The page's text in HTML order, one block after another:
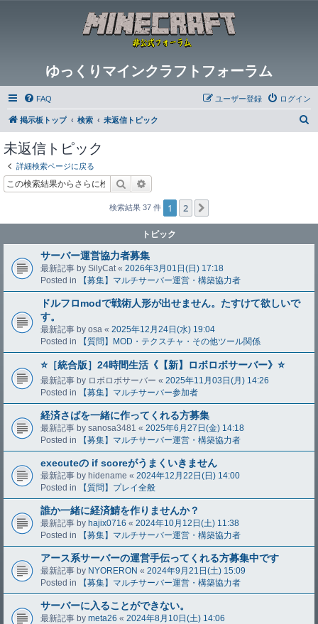
ゆっくりマインクラフトフォーラム
FAQ ログイン
ユーザー登録
掲示板トップ 検索 未返信トピック
未返信トピック
詳細検索ページに戻る
検索
検索結果 37 件 1 2
トピック
サーバー運営協力者募集
最新記事 by SilyCat « 2026年3月01日(日) 17:18
Posted in
【募集】マルチサーバー運営・構築協力者
ドルフロmodで戦術人形が出せません。たすけて欲しいで
す。
最新記事 by osa « 2025年12月24日(水) 19:04
Posted in
【質問】MOD・テクスチャ・その他ツール関係
⭐️［統合版］24時間生活《【新】ロボロボサーバー》⭐️
最新記事 by ロボロボサーバー « 2025年11月03日(月) 14:26
Posted in
【募集】マルチサーバー参加者
経済さばを一緒に作ってくれる方募集
最新記事 by sanosa3481 « 2025年6月27日(金) 14:18
Posted in
【募集】マルチサーバー運営・構築協力者
executeの if scoreがうまくいきません
最新記事 by hidename « 2024年12月22日(日) 14:00
Posted in
【質問】プレイ全般
誰か一緒に経済鯖を作りませんか？
最新記事 by hajix0716 « 2024年10月12日(土) 11:38
Posted in
【募集】マルチサーバー運営・構築協力者
アース系サーバーの運営手伝ってくれる方募集中です
最新記事 by NYORERON « 2024年9月21日(土) 15:09
Posted in
【募集】マルチサーバー運営・構築協力者
サーバーに入ることができない。
最新記事 by meta26 « 2024年8月10日(土) 14:06